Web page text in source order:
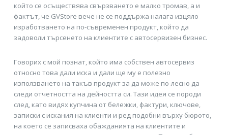
който се осъществява свързването е малко тромав, а и
фактът, че GVStore вече не се поддържа налага изцяло
изработването на по-съвременен продукт, който да
задоволи търсенето на клиентите с автосервизен бизнес.
Говорих с мой познат, който има собствен автосервиз
относно това дали иска и дали ще му е полезно
използването на такъв продукт за да може по-лесно да
следи отчетността на дейността си. Тази идея се породи
след, като видях купчина от бележки, фактури, ключове,
записки с искания на клиенти и ред подобни върху бюрото,
на което се записваха обажданията на клиентите и